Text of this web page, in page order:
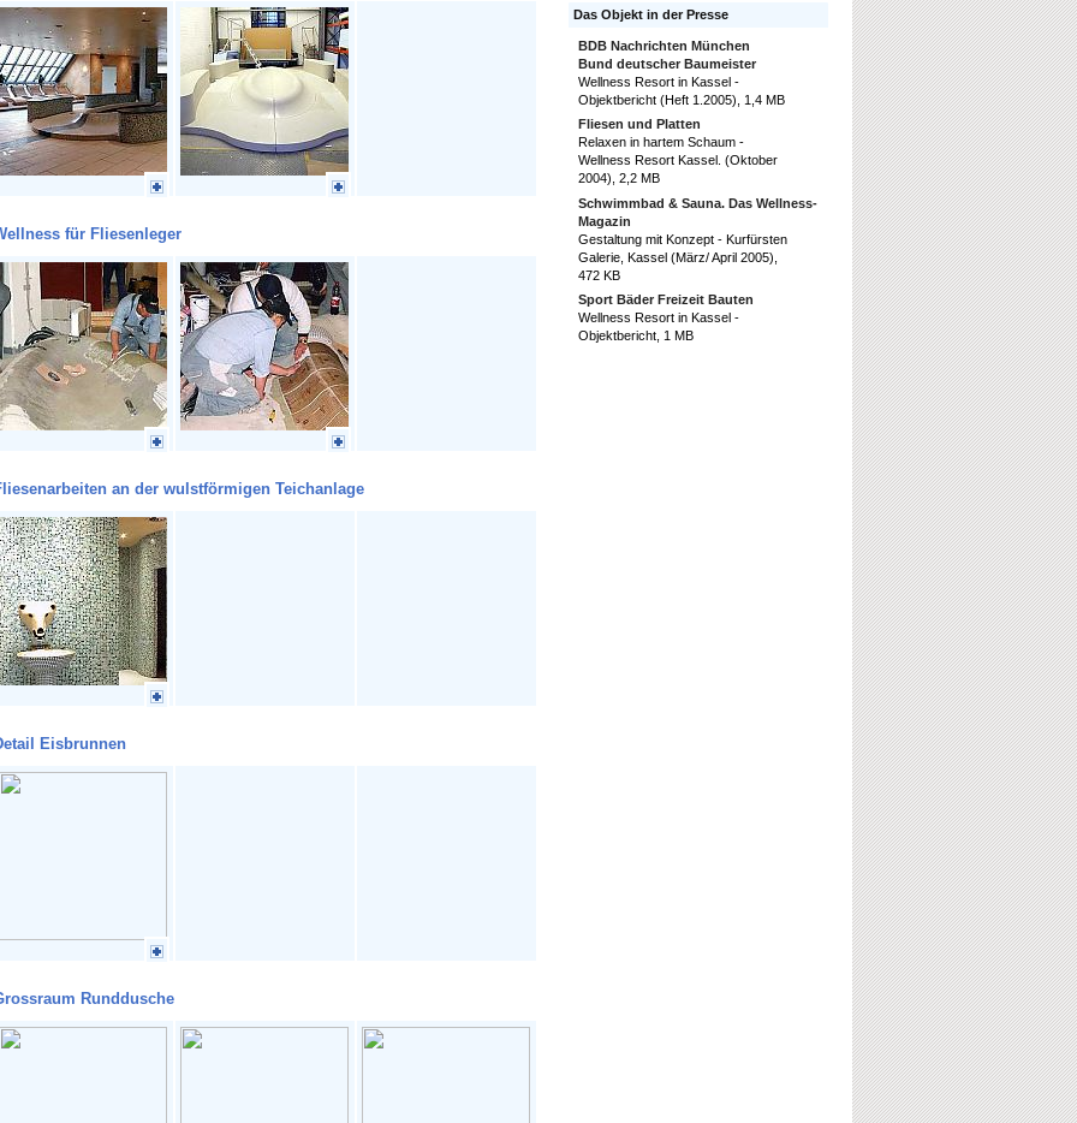
für Fliesenleger
an der wulstförmigen Teichanlage
Eisbrunnen
Runddusche
Das Objekt in der Presse
BDB Nachrichten München
Bund deutscher Baumeister
Wellness Resort in Kassel -
Objektbericht (Heft 1.2005), 1,4 MB
Fliesen und Platten
Relaxen in hartem Schaum -
Wellness Resort Kassel. (Oktober
2004), 2,2 MB
Schwimmbad & Sauna. Das Wellness-
Magazin
Gestaltung mit Konzept - Kurfürsten
Galerie, Kassel (März/ April 2005),
472 KB
Sport Bäder Freizeit Bauten
Wellness Resort in Kassel -
Objektbericht, 1 MB